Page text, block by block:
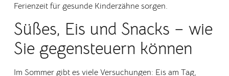
Ferienzeit für gesunde Kinderzähne sorgen.
Süßes, Eis und Snacks – wie
Sie gegensteuern können
Im Sommer gibt es viele Versuchungen: Eis am Tag,